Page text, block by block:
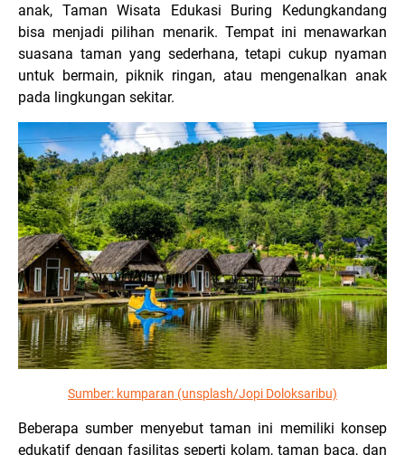
anak, Taman Wisata Edukasi Buring Kedungkandang
bisa menjadi pilihan menarik. Tempat ini menawarkan
suasana taman yang sederhana, tetapi cukup nyaman
untuk bermain, piknik ringan, atau mengenalkan anak
pada lingkungan sekitar.
Sumber: kumparan (unsplash/Jopi Doloksaribu)
Beberapa sumber menyebut taman ini memiliki konsep
edukatif dengan fasilitas seperti kolam, taman baca, dan